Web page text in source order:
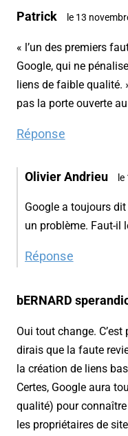
Patrick le 13
« l’un des premiers
Google, qui ne
liens de faible qualité.
pas la porte ouverte
Réponse
Olivier Andrieu
Google a toujours dit
un problème. Faut-il
Réponse
bERNARD
Oui tout change.
dirais que la faute
la création de liens
Certes, Google aura
qualité) pour connaître
les propriétaires de